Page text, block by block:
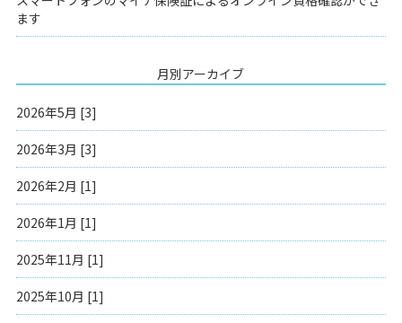
ます
月別アーカイブ
2026年5月 [3]
2026年3月 [3]
2026年2月 [1]
2026年1月 [1]
2025年11月 [1]
2025年10月 [1]